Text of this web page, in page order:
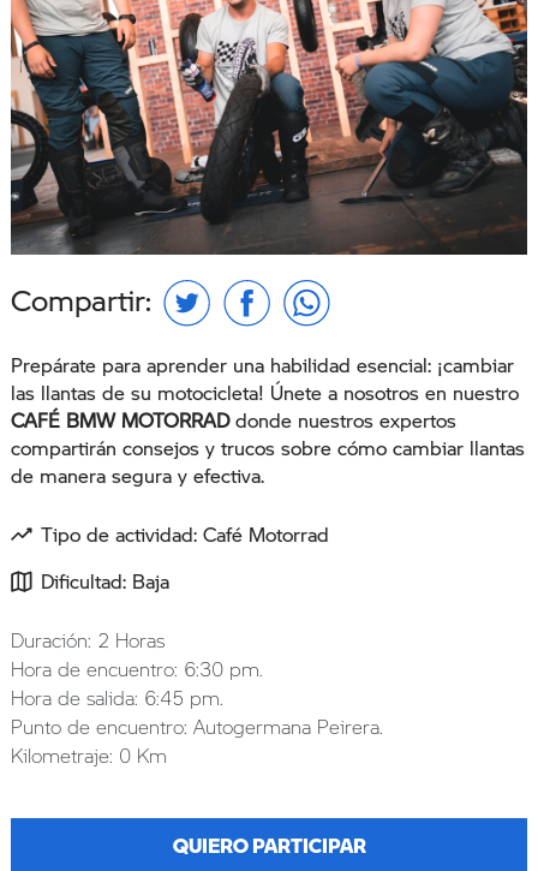
Prepárate para aprender una habilidad esencial: ¡cambiar
las llantas de su motocicleta! Únete a nosotros en nuestro
CAFÉ BMW MOTORRADdonde nuestros expertos
compartirán consejos y trucos sobre cómo cambiar llantas
de manera segura y efectiva.
Tipo de actividad: Café Motorrad
Dificultad: Baja
Duración: 2 Horas
Hora de encuentro: 6:30 pm.
Hora de salida: 6:45 pm.
Punto de encuentro: Autogermana Peirera.
Kilometraje: 0 Km
QUIERO PARTICIPAR
Compartir: